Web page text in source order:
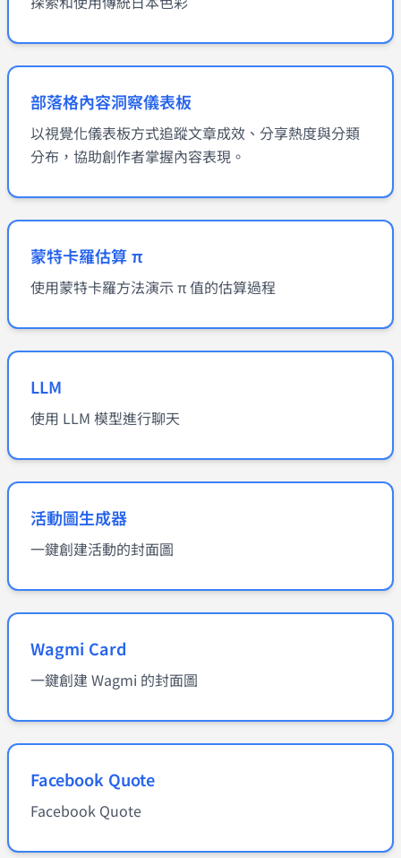
部落格內容洞察儀表板
以視覺化儀表板方式追蹤文章成效、分享熱度與分類
分布，協助創作者掌握內容表現。
蒙特卡羅估算 π
使用蒙特卡羅方法演示 π 值的估算過程
LLM
使用 LLM 模型進行聊天
活動圖生成器
一鍵創建活動的封面圖
Wagmi Card
一鍵創建 Wagmi 的封面圖
Facebook Quote
Facebook Quote